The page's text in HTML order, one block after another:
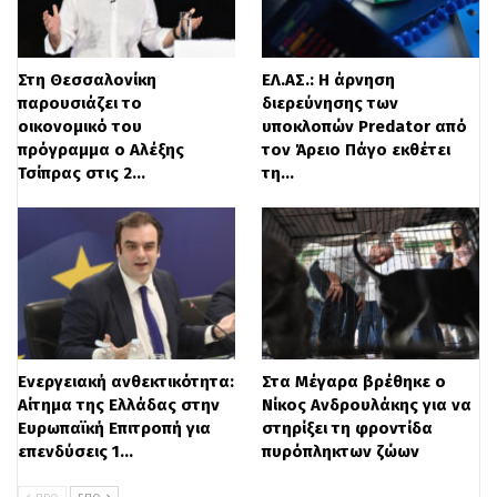
ιδιότητας του Έλληνα πολίτη, μια
ξεκάθαρη διαδικασία”.
Για τις αλλαγές που έγιναν στις
διαδικασίες πολιτογράφησης ανέφερε:
«είδαμε ότι υπήρχε θέμα στη συνέντευξη,
καθώς κάποιοι περνούσαν όλοι και
κάποιοι κόβονταν όλοι. Όμως από εκεί
που υπήρχαν καταγγελίες, ξαφνικά έπεσαν
στο μηδέν Στον πρώτο πανελλήνιο
διαγωνισμό για τις εξετάσεις απόκτησης
του πιστοποιητικού γνώσεων για
πολιτογράφηση πήραν μέρος 2.500 άτομα
Στη Θεσσαλονίκη
παρουσιάζει το
οικονομικό του
πρόγραμμα ο Αλέξης
Τσίπρας στις 2…
ΕΛ.ΑΣ.: Η άρνηση
διερεύνησης των
υποκλοπών Predator από
τον Άρειο Πάγο εκθέτει
τη…
Ενεργειακή ανθεκτικότητα:
Αίτημα της Ελλάδας στην
Ευρωπαϊκή Επιτροπή για
επενδύσεις 1…
Στα Μέγαρα βρέθηκε ο
Νίκος Ανδρουλάκης για να
στηρίξει τη φροντίδα
πυρόπληκτων ζώων